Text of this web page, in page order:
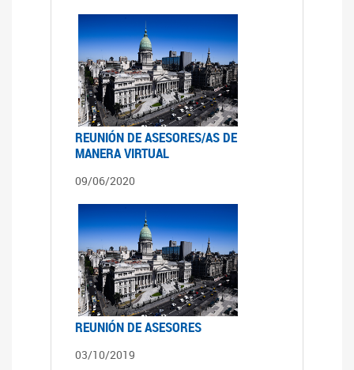
REUNIÓN DE ASESORES/AS DE
MANERA VIRTUAL
09/06/2020
REUNIÓN DE ASESORES
03/10/2019